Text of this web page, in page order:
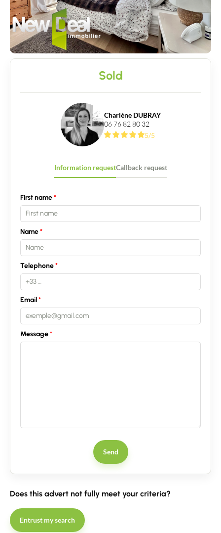
Contact an advisor
Estimate/Sell
Buy
News
Guides
Contact
Sold
Charlène DUBRAY
06 76 82 80 32
5/5
Information requestCallback request
First name
Name
Telephone
Email
Message
Send
Does this advert not fully meet your criteria?
Entrust my search